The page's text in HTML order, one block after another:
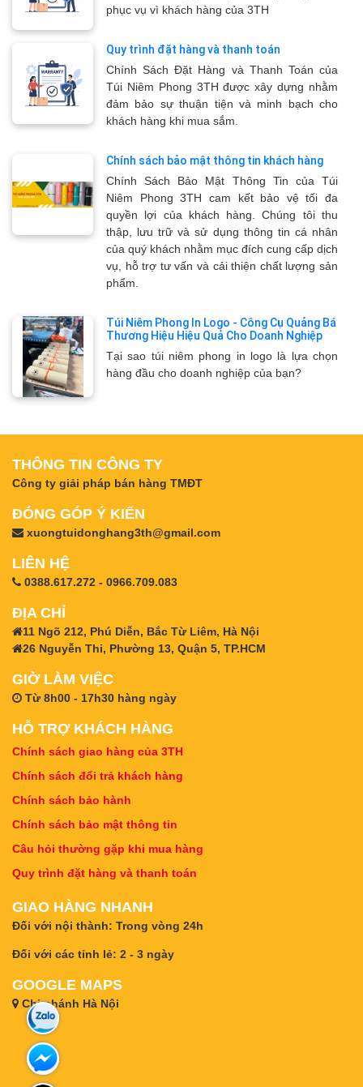
phục vụ vì khách hàng của 3TH
Quy trình đặt hàng và thanh toán
Chính Sách Đặt Hàng và Thanh Toán của
Túi Niêm Phong 3TH được xây dựng nhằm
đảm bảo sự thuận tiện và minh bạch cho
khách hàng khi mua sắm.
Chính sách bảo mật thông tin khách hàng
Chính Sách Bảo Mật Thông Tin của Túi
Niêm Phong 3TH cam kết bảo vệ tối đa
quyền lợi của khách hàng. Chúng tôi thu
thập, lưu trữ và sử dụng thông tin cá nhân
của quý khách nhằm mục đích cung cấp dịch
vụ, hỗ trợ tư vấn và cải thiện chất lượng sản
phẩm.
Túi Niêm Phong In Logo - Công Cụ Quảng Bá
Thương Hiệu Hiệu Quả Cho Doanh Nghiệp
Tại sao túi niêm phong in logo là lựa chọn
hàng đầu cho doanh nghiệp của bạn?
THÔNG TIN CÔNG TY
Công ty giải pháp bán hàng TMĐT
ĐÓNG GÓP Ý KIẾN
xuongtuidonghang3th@gmail.com
LIÊN HỆ
0388.617.272 - 0966.709.083
ĐỊA CHỈ
11 Ngõ 212, Phú Diễn, Bắc Từ Liêm, Hà Nội
26 Nguyễn Thi, Phường 13, Quận 5, TP.HCM
GIỜ LÀM VIỆC
Từ 8h00 - 17h30 hàng ngày
HỖ TRỢ KHÁCH HÀNG
Chính sách giao hàng của 3TH
Chính sách đổi trả khách hàng
Chính sách bảo hành
Chính sách bảo mật thông tin
Câu hỏi thường gặp khi mua hàng
Quy trình đặt hàng và thanh toán
GIAO HÀNG NHANH
Đối với nội thành: Trong vòng 24h
Đối với các tỉnh lẻ: 2 - 3 ngày
GOOGLE MAPS
Chi nhánh Hà Nội